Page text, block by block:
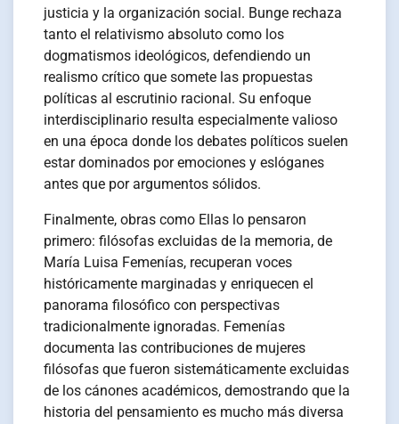
justicia y la organización social. Bunge rechaza
tanto el relativismo absoluto como los
dogmatismos ideológicos, defendiendo un
realismo crítico que somete las propuestas
políticas al escrutinio racional. Su enfoque
interdisciplinario resulta especialmente valioso
en una época donde los debates políticos suelen
estar dominados por emociones y eslóganes
antes que por argumentos sólidos.
Finalmente, obras como Ellas lo pensaron
primero: filósofas excluidas de la memoria, de
María Luisa Femenías, recuperan voces
históricamente marginadas y enriquecen el
panorama filosófico con perspectivas
tradicionalmente ignoradas. Femenías
documenta las contribuciones de mujeres
filósofas que fueron sistemáticamente excluidas
de los cánones académicos, demostrando que la
historia del pensamiento es mucho más diversa